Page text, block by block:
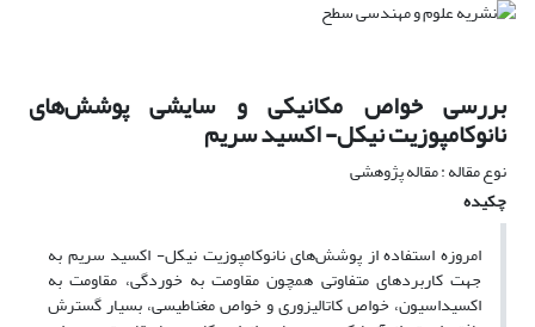
بررسی خواص مکانیکی و سایشی پوشش‌های
نانوکامپوزیت نیکل- اکسید سریم
نوع مقاله : مقاله پژوهشی
چکیده
امروزه استفاده از پوشش‌های نانوکامپوزیت نیکل- اکسید سریم به
جهت کاربردهای متفاوتی همچون مقاومت به خوردگی، مقاومت به
اکسیداسیون، خواص کاتالیزوری و خواص مغناطیسی، بسیار گسترش